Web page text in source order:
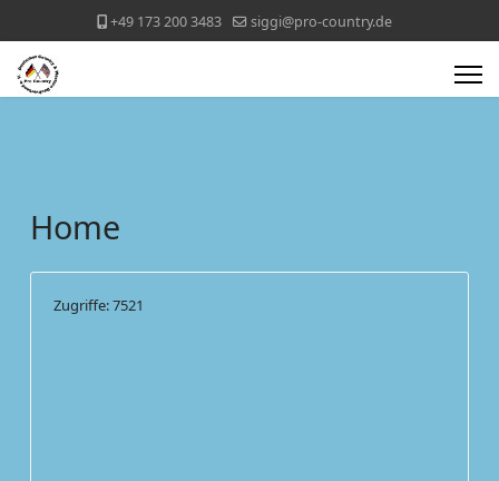
+49 173 200 3483 siggi@pro-country.de
Home
Zugriffe: 7521